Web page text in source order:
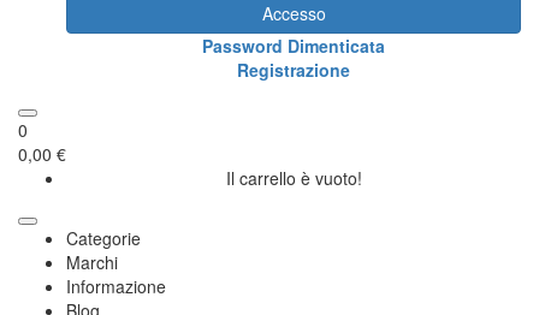
Accesso
Password Dimenticata
Registrazione
0
0,00 €
Il carrello è vuoto!
Categorie
Marchi
Informazione
Blog